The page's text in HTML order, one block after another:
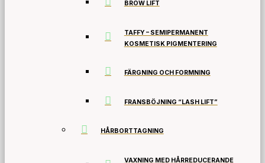
BROW LIFT
TAFFY – SEMIPERMANENT
KOSMETISK PIGMENTERING
FÄRGNING OCH FORMNING
FRANSBÖJNING “LASH LIFT”
HÅRBORTTAGNING
VAXNING MED HÅRREDUCERANDE